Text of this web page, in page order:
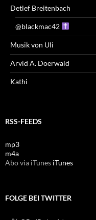
Detlef Breitenbach
@blackmac42
Musik von Uli
Arvid A. Doerwald
Kathi
RSS-FEEDS
mp3
m4a
Abo via iTunes iTunes
FOLGE BEI TWITTER